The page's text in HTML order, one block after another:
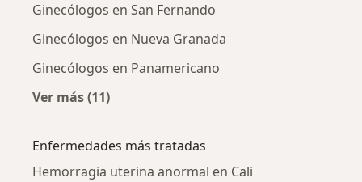
Ginecólogos en San Fernando
Ginecólogos en Nueva Granada
Ginecólogos en Panamericano
Ver más (11)
Enfermedades más tratadas
Hemorragia uterina anormal en Cali